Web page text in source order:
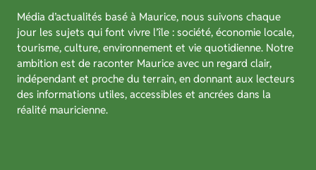
Média d’actualités basé à Maurice, nous suivons chaque
jour les sujets qui font vivre l’île : société, économie locale,
tourisme, culture, environnement et vie quotidienne. Notre
ambition est de raconter Maurice avec un regard clair,
indépendant et proche du terrain, en donnant aux lecteurs
des informations utiles, accessibles et ancrées dans la
réalité mauricienne.